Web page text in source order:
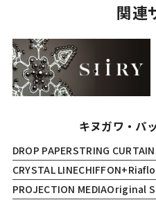
関連
キヌガワ・パ
DROP PAPERSTRING CURTAIN
CRYSTAL LINECHIFFON+
PROJECTION MEDIAOriginal